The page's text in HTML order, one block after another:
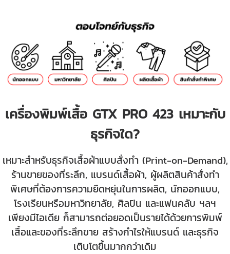
เครื่องพิมพ์เสื้อ GTX PRO 423 เหมาะกับ
ธุรกิจใด?
เหมาะสำหรับธุรกิจเสื้อผ้าแบบสั่งทำ (Print-on-Demand),
ร้านขายของที่ระลึก, แบรนด์เสื้อผ้า, ผู้ผลิตสินค้าสั่งทำ
พิเศษที่ต้องการความยืดหยุ่นในการผลิต, นักออกแบบ,
โรงเรียนหรือมหาวิทยาลัย, ศิลปิน และแฟนคลับ ฯลฯ
เพียงมีไอเดีย ก็สามารถต่อยอดเป็นรายได้ด้วยการพิมพ์
เสื้อและของที่ระลึกขาย สร้างกำไรให้แบรนด์ และธุรกิจ
เติบโตขึ้นมากกว่าเดิม